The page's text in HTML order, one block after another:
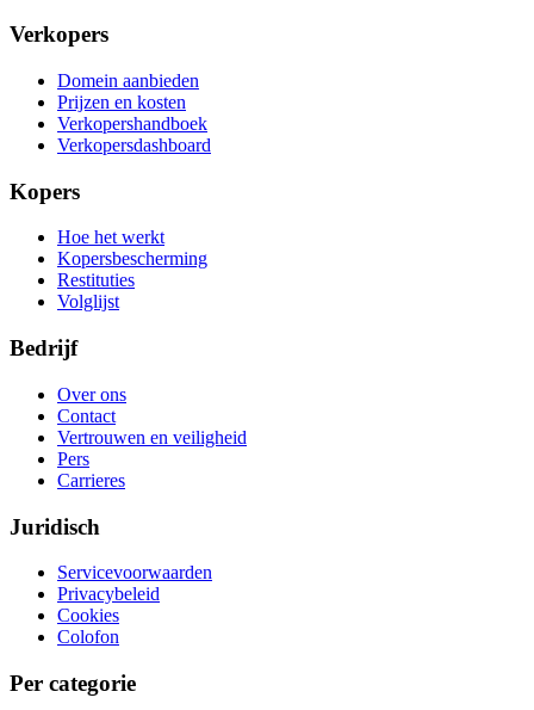
Verkopers
Domein aanbieden
Prijzen en kosten
Verkopershandboek
Verkopersdashboard
Kopers
Hoe het werkt
Kopersbescherming
Restituties
Volglijst
Bedrijf
Over ons
Contact
Vertrouwen en veiligheid
Pers
Carrieres
Juridisch
Servicevoorwaarden
Privacybeleid
Cookies
Colofon
Per categorie